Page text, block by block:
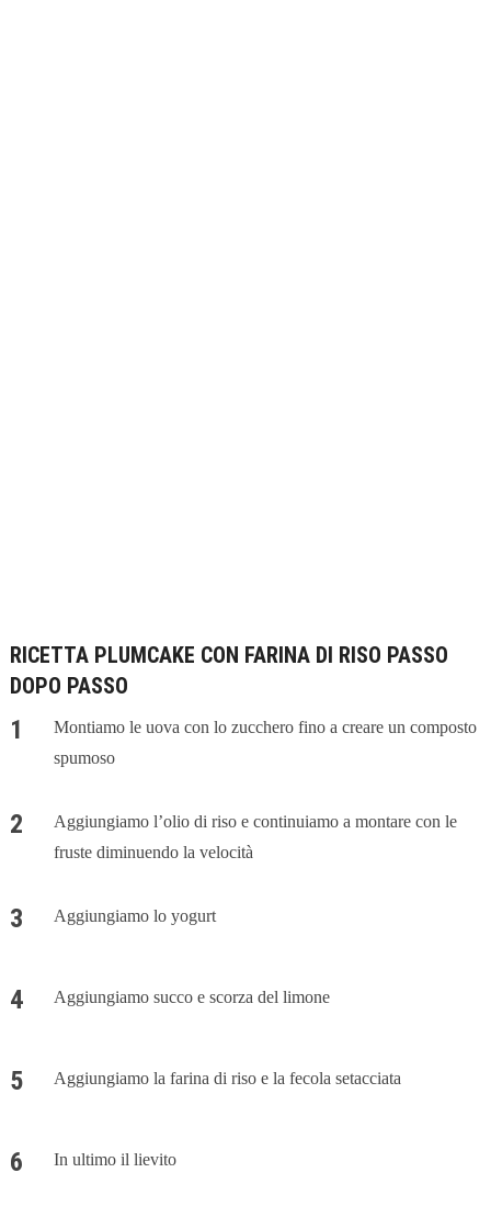
RICETTA PLUMCAKE CON FARINA DI RISO PASSO
DOPO PASSO
Montiamo le uova con lo zucchero fino a creare un composto
spumoso
Aggiungiamo l’olio di riso e continuiamo a montare con le
fruste diminuendo la velocità
Aggiungiamo lo yogurt
Aggiungiamo succo e scorza del limone
Aggiungiamo la farina di riso e la fecola setacciata
In ultimo il lievito